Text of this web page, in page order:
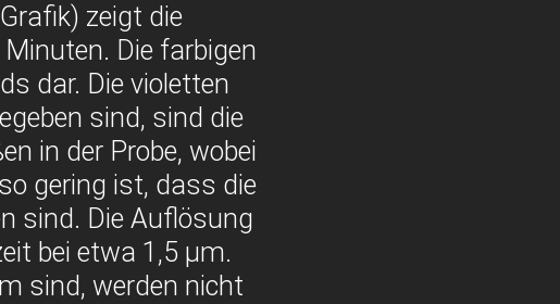
zeigt die
Die farbigen
dar. Die violetten
sind, sind die
in der Probe, wobei
gering ist, dass die
sind. Die Auflösung
bei etwa 1,5 µm.
sind, werden nicht